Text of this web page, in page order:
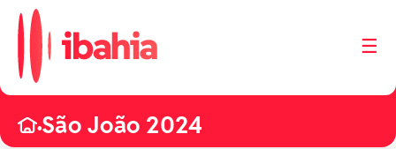
☰
•São João 2024